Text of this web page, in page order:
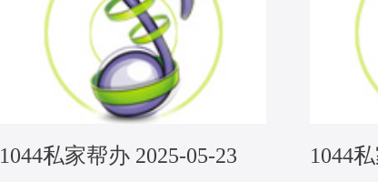
1044私家帮办 2025-05-23 1044